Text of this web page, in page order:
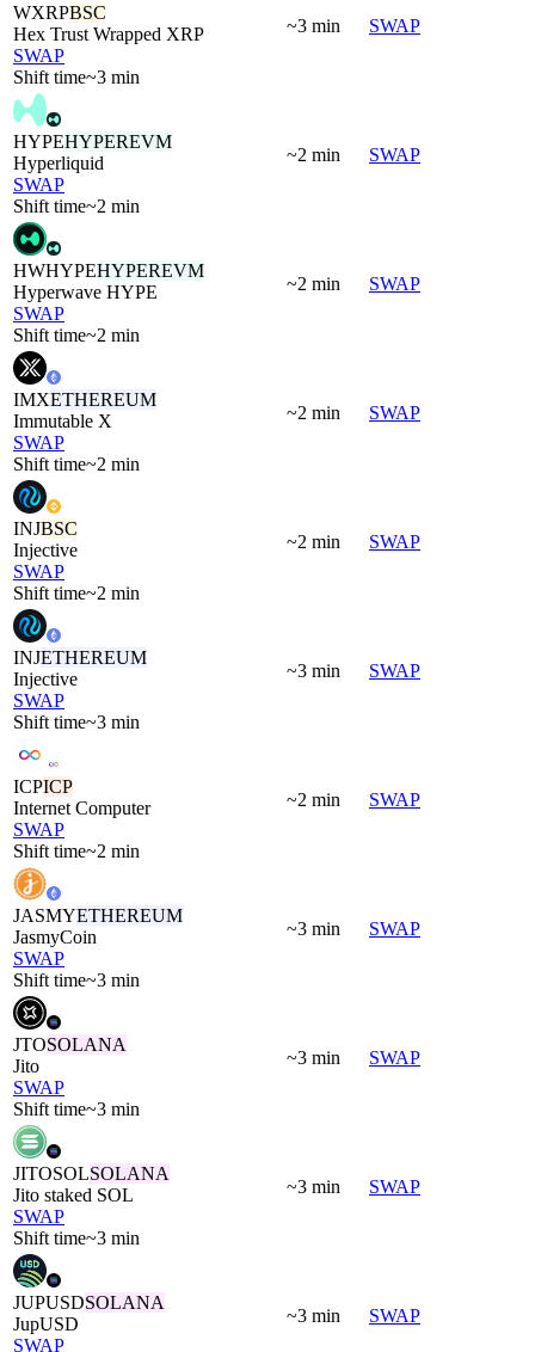
WXRPBSC
Hex Trust Wrapped XRP
SWAP
Shift time~3 min
~3 min SWAP
HYPEHYPEREVM
Hyperliquid
SWAP
Shift time~2 min
~2 min SWAP
HWHYPEHYPEREVM
Hyperwave HYPE
SWAP
Shift time~2 min
~2 min SWAP
IMXETHEREUM
Immutable X
SWAP
Shift time~2 min
~2 min SWAP
INJBSC
Injective
SWAP
Shift time~2 min
~2 min SWAP
INJETHEREUM
Injective
SWAP
Shift time~3 min
~3 min SWAP
ICPICP
Internet Computer
SWAP
Shift time~2 min
~2 min SWAP
JASMYETHEREUM
JasmyCoin
SWAP
Shift time~3 min
~3 min SWAP
JTOSOLANA
Jito
SWAP
Shift time~3 min
~3 min SWAP
JITOSOLSOLANA
Jito staked SOL
SWAP
Shift time~3 min
~3 min SWAP
JUPUSDSOLANA
JupUSD
SWAP
~3 min SWAP